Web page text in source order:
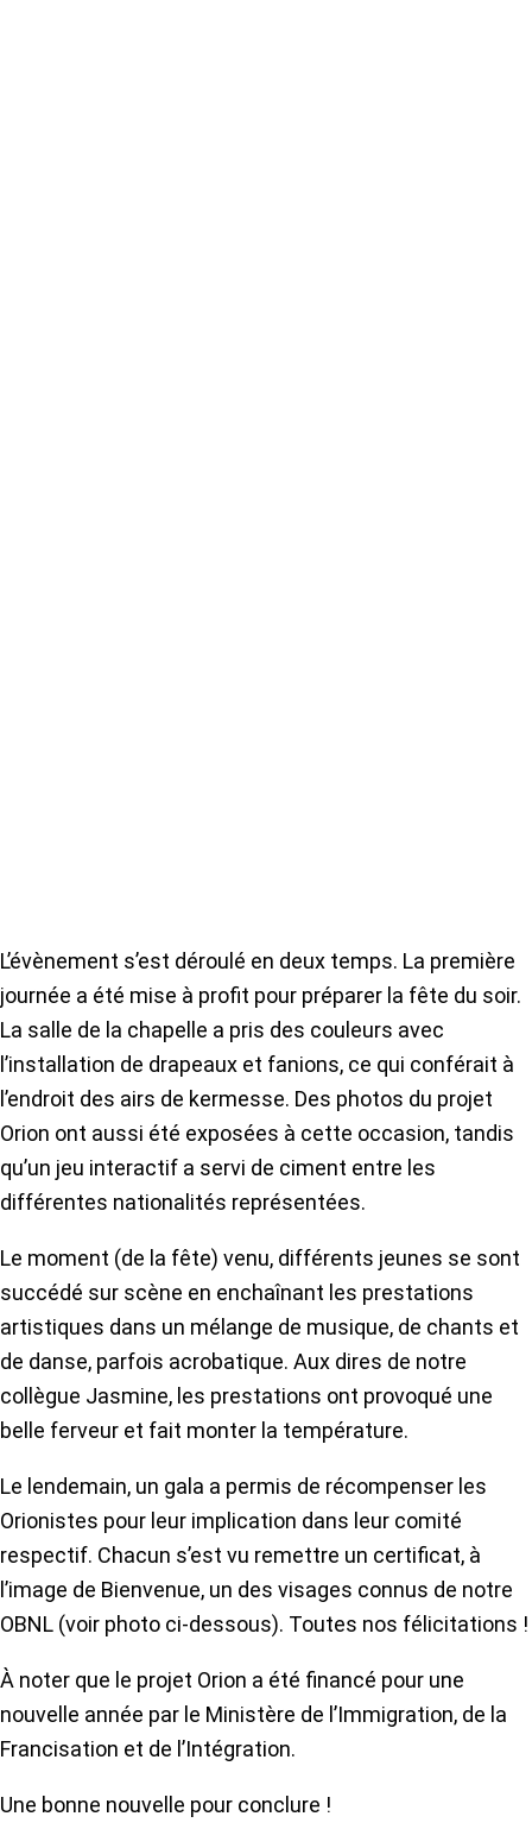
L’évènement s’est déroulé en deux temps. La première
journée a été mise à profit pour préparer la fête du soir.
La salle de la chapelle a pris des couleurs avec
l’installation de drapeaux et fanions, ce qui conférait à
l’endroit des airs de kermesse. Des photos du projet
Orion ont aussi été exposées à cette occasion, tandis
qu’un jeu interactif a servi de ciment entre les
différentes nationalités représentées.
Le moment (de la fête) venu, différents jeunes se sont
succédé sur scène en enchaînant les prestations
artistiques dans un mélange de musique, de chants et
de danse, parfois acrobatique. Aux dires de notre
collègue Jasmine, les prestations ont provoqué une
belle ferveur et fait monter la température.
Le lendemain, un gala a permis de récompenser les
Orionistes pour leur implication dans leur comité
respectif. Chacun s’est vu remettre un certificat, à
l’image de Bienvenue, un des visages connus de notre
OBNL (voir photo ci-dessous). Toutes nos félicitations !
À noter que le projet Orion a été financé pour une
nouvelle année par le Ministère de l’Immigration, de la
Francisation et de l’Intégration.
Une bonne nouvelle pour conclure !